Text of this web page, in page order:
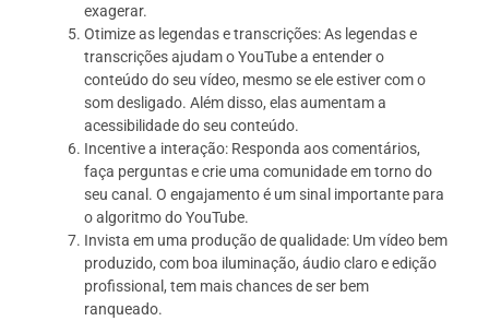
exagerar.
Otimize as legendas e transcrições: As legendas e
transcrições ajudam o YouTube a entender o
conteúdo do seu vídeo, mesmo se ele estiver com o
som desligado. Além disso, elas aumentam a
acessibilidade do seu conteúdo.
Incentive a interação: Responda aos comentários,
faça perguntas e crie uma comunidade em torno do
seu canal. O engajamento é um sinal importante para
o algoritmo do YouTube.
Invista em uma produção de qualidade: Um vídeo bem
produzido, com boa iluminação, áudio claro e edição
profissional, tem mais chances de ser bem
ranqueado.